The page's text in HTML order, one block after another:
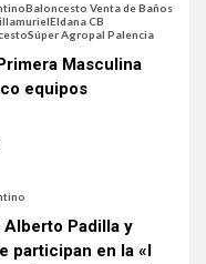
Baloncesto Venta de Baños
Eldana CB
Súper Agropal Palencia
Masculina
equipos
Alberto Padilla y
participan en la «I